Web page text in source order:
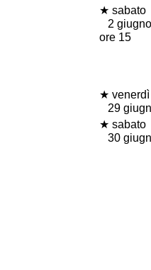
★ sabato
2 giugno
ore 15
★ venerdì
29
★ sabato
30